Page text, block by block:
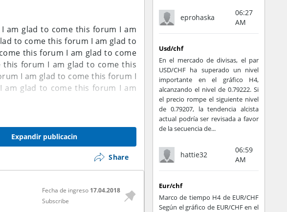
I am glad to come this forum I am
to come this forum I am glad to
this forum I am glad to come
this forum I am glad to come this
I am glad to come this forum I
I am glad to come this forum I am
Expandir publicacin
Share
Fecha de ingreso 17.04.2018
Subscribe
eprohaska
06:27
AM
Usd/chf
En el mercado de divisas, el par
USD/CHF ha superado un nivel
importante en el gráfico H4,
alcanzando el nivel de 0.79222. Si
el precio rompe el siguiente nivel
de 0.79207, la tendencia alcista
actual podría ser revisada a favor
de la secuencia de...
hattie32
06:59
AM
Eur/chf
Marco de tiempo H4 de EUR/CHF
Según el gráfico de EUR/CHF en el